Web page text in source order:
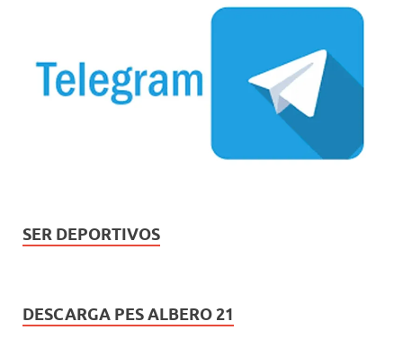
SER DEPORTIVOS
DESCARGA PES ALBERO 21